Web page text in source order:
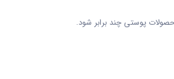
پوستی چند برابر شود.